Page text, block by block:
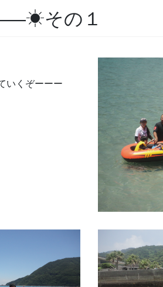
その１
いくぞーーー